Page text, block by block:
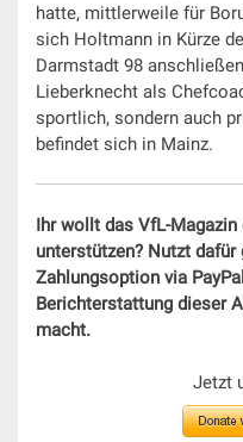
hatte, mittlerweile für
sich Holtmann in Kürze
Darmstadt 98
Lieberknecht als
sportlich, sondern auch
befindet sich in Mainz.
Ihr wollt das VfL-
unterstützen? Nutzt
Zahlungsoption via
Berichterstattung dieser
macht.
Jetzt